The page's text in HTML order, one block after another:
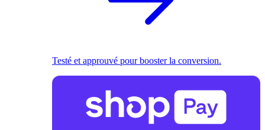
Testé et approuvé pour booster la conversion.